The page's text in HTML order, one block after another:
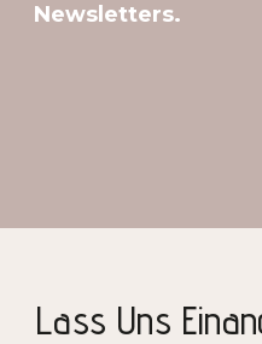
Newsletters.
Lass Uns